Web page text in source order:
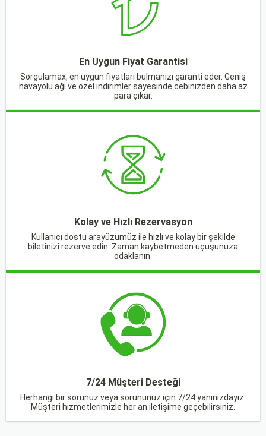
En Uygun Fiyat Garantisi
Sorgulamax, en uygun fiyatları bulmanızı garanti eder. Geniş
havayolu ağı ve özel indirimler sayesinde cebinizden daha az
para çıkar.
Kolay ve Hızlı Rezervasyon
Kullanıcı dostu arayüzümüz ile hızlı ve kolay bir şekilde
biletinizi rezerve edin. Zaman kaybetmeden uçuşunuza
odaklanın.
7/24 Müşteri Desteği
Herhangi bir sorunuz veya sorununuz için 7/24 yanınızdayız.
Müşteri hizmetlerimizle her an iletişime geçebilirsiniz.